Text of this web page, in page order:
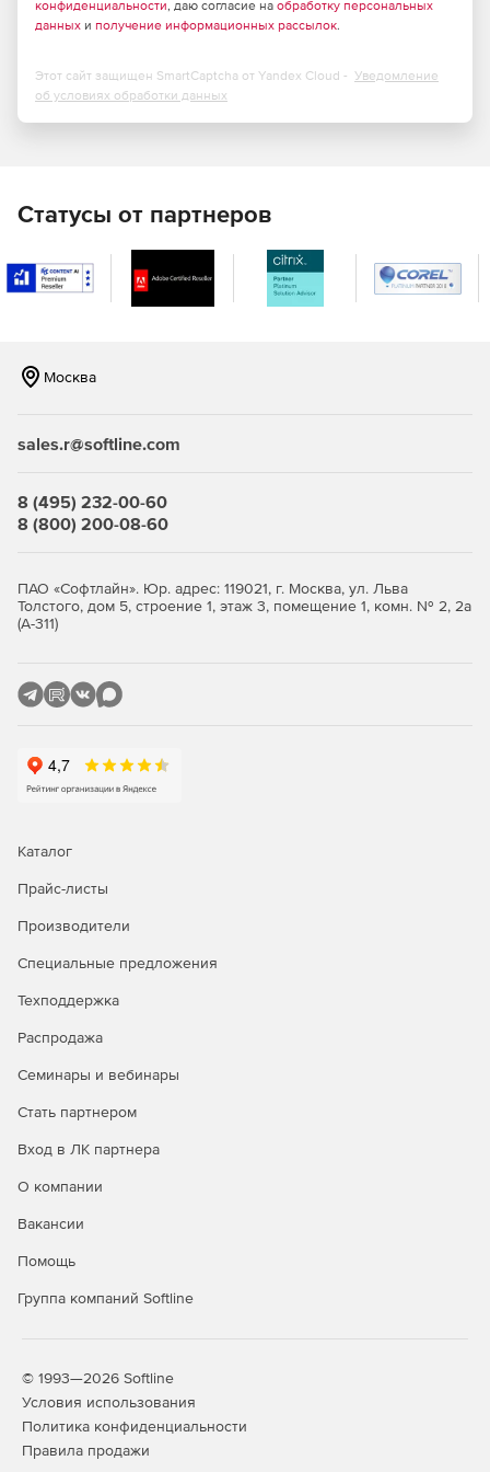
конфиденциальности, даю согласие на обработку персональных
данных и получение информационных рассылок.
Этот сайт защищен SmartCaptcha от Yandex Cloud - Уведомление
об условиях обработки данных
Статусы от партнеров
Москва
sales.r@softline.com
8 (495) 232-00-60
8 (800) 200-08-60
ПАО «Софтлайн». Юр. адрес: 119021, г. Москва, ул. Льва
Толстого, дом 5, строение 1, этаж 3, помещение 1, комн. № 2, 2а
(А-311)
Каталог
Прайс-листы
Производители
Специальные предложения
Техподдержка
Распродажа
Семинары и вебинары
Стать партнером
Вход в ЛК партнера
О компании
Вакансии
Помощь
Группа компаний Softline
© 1993—2026 Softline
Условия использования
Политика конфиденциальности
Правила продажи